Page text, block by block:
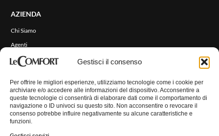
Gestisci il consenso
Per offrire le migliori esperienze, utilizziamo tecnologie come i cookie per
archiviare e/o accedere alle informazioni del dispositivo. Acconsentire a
queste tecnologie ci consentirà di elaborare dati come il comportamento di
navigazione o ID univoci su questo sito. Non acconsentire o revocare il
consenso potrebbe influire negativamente su alcune caratteristiche e
funzioni.
AZIENDA
Chi Siamo
Agenti
Eventi e News
CONTATTI
AREA RISERVATA